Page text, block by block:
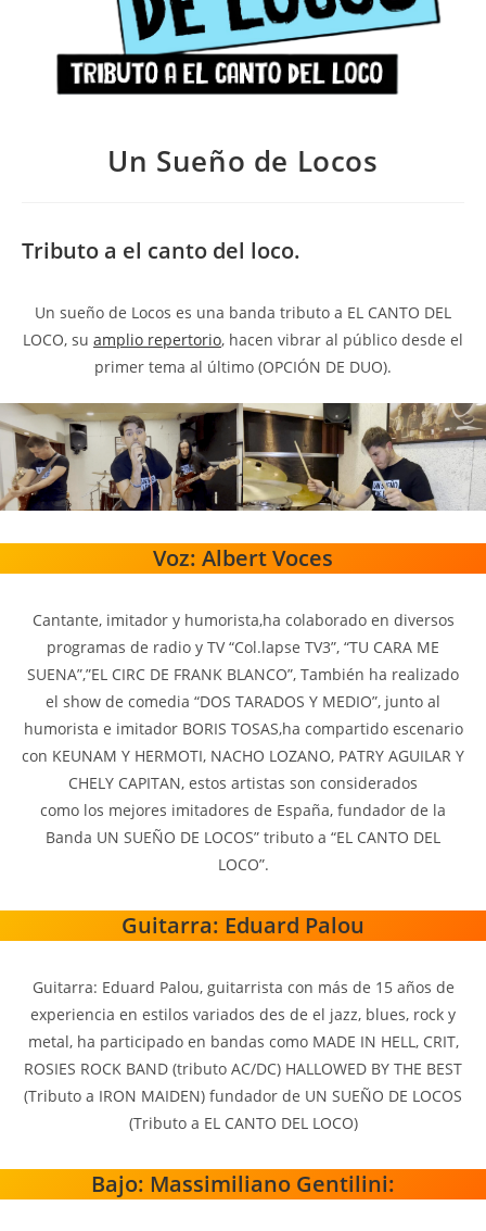
Un Sueño de Locos
Tributo a el canto del loco.
Un sueño de Locos es una banda tributo a EL CANTO DEL
LOCO, su amplio repertorio, hacen vibrar al público desde el
primer tema al último (OPCIÓN DE DUO).
Voz: Albert Voces
Cantante, imitador y humorista,ha colaborado en diversos
programas de radio y TV “Col.lapse TV3”, “TU CARA ME
SUENA”,”EL CIRC DE FRANK BLANCO”, También ha realizado
el show de comedia “DOS TARADOS Y MEDIO”, junto al
humorista e imitador BORIS TOSAS,ha compartido escenario
con KEUNAM Y HERMOTI, NACHO LOZANO, PATRY AGUILAR Y
CHELY CAPITAN, estos artistas son considerados
como los mejores imitadores de España, fundador de la
Banda UN SUEÑO DE LOCOS” tributo a “EL CANTO DEL
LOCO”.
Guitarra: Eduard Palou
Guitarra: Eduard Palou, guitarrista con más de 15 años de
experiencia en estilos variados des de el jazz, blues, rock y
metal, ha participado en bandas como MADE IN HELL, CRIT,
ROSIES ROCK BAND (tributo AC/DC) HALLOWED BY THE BEST
(Tributo a IRON MAIDEN) fundador de UN SUEÑO DE LOCOS
(Tributo a EL CANTO DEL LOCO)
Bajo: Massimiliano Gentilini: